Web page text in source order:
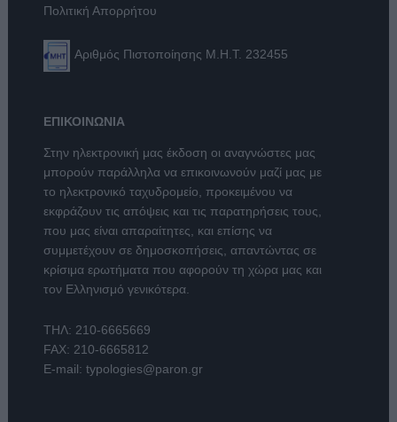
Πολιτική Απορρήτου
Αριθμός Πιστοποίησης Μ.Η.Τ. 232455
ΕΠΙΚΟΙΝΩΝΙΑ
Στην ηλεκτρονική μας έκδοση οι αναγνώστες μας
μπορούν παράλληλα να επικοινωνούν μαζί μας με
το ηλεκτρονικό ταχυδρομείο, προκειμένου να
εκφράζουν τις απόψεις και τις παρατηρήσεις τους,
που μας είναι απαραίτητες, και επίσης να
συμμετέχουν σε δημοσκοπήσεις, απαντώντας σε
κρίσιμα ερωτήματα που αφορούν τη χώρα μας και
τον Ελληνισμό γενικότερα.
ΤΗΛ: 210-6665669
FAX: 210-6665812
E-mail: typologies@paron.gr